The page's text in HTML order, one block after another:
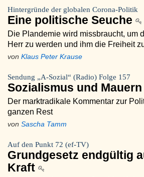
Hintergründe der globalen Corona-Politik
Eine politische Seuche
Die Plandemie wird missbraucht, um
Herr zu werden und ihm die Freiheit
von Klaus Peter Krause
Sendung „A-Sozial“ (Radio) Folge 157
Sozialismus und Mauern
Der marktradikale Kommentar zur
ganzen Rest
von Sascha Tamm
Auf den Punkt 72 (ef-TV)
Grundgesetz endgültig
Kraft